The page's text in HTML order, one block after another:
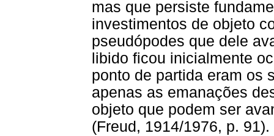
mas que persiste
investimentos de objeto
pseudópodes que dele
libido ficou inicialmente
ponto de partida eram os
apenas as emanações
objeto que podem ser
(Freud, 1914/1976, p. 91).